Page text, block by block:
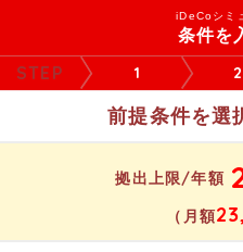
iDeCoシミ
条件を
1 2
前提条件を選
拠出上限/年額
（月額